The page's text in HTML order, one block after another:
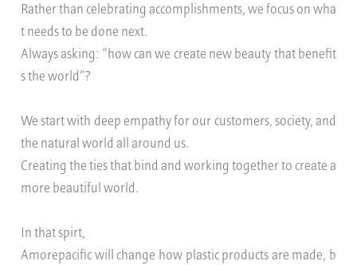
Rather than celebrating accomplishments, we focus on wha
t needs to be done next.
Always asking: “how can we create new beauty that benefit
s the world”?
We start with deep empathy for our customers, society, and
the natural world all around us.
Creating the ties that bind and working together to create a
more beautiful world.
In that spirt,
Amorepacific will change how plastic products are made, b